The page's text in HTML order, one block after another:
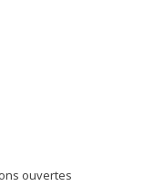
ouvertes